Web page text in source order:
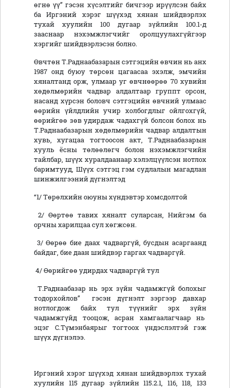
өгнө үү” гэсэн хүсэлтийг бичгээр ирүүлсэн байх
ба Иргэний хэрэг шүүхэд хянан шийдвэрлэх
тухай хуулийн 100 дугаар зүйлийн 100.1-д
зааснаар нэхэмжлэгчийг оролцуулахгүйгээр
хэргийг шийдвэрлэсэн болно.
Өвчтөн Т.Раднаабазарын сэтгэцийн өвчин нь анх
1987 онд буюу төрсөн цагаасаа эхэлж, эмчийн
хяналтанд орж, улмаар уг өвчнөөрөө 70 хувийн
хөдөлмөрийн чадвар алдалтаар группт орсон,
насанд хүрсэн боловч сэтгэцийн өвчний улмаас
өөрийн үйлдлийн учир холбогдлыг ойлгохгүй,
өөрийгөө зөв удирдаж чадахгүй болсон болох нь
Т.Раднаабазарын хөдөлмөрийн чадвар алдалтын
хувь, хугацаа тогтоосон акт, Т.Раднаабазарын
хууль ёсны төлөөлөгч болон нэхэмжлэгчийн
тайлбар, шүүх хуралдаанаар хэлэлцүүлсэн нотлох
баримтууд, Шүүх сэтгэц гэм судлалын магадлан
шинжилгээний дүгнэлтэд
“1/ Төрөлхийн оюуны хүндэвтэр хомсдолтой
2/ Өөртөө тавих хяналт суларсан, Нийгэм ба
орчны харилцаа сул хөгжсөн.
3/ Өөрөө бие даах чадваргүй, бусдын асаргаанд
байдаг, бие даан шийдвэр гаргах чадваргүй.
4/ Өөрийгөө удирдах чадваргүй тул
Т.Раднаабазар нь эрх зүйн чадамжгүй болохыг
тодорхойлов” гэсэн дүгнэлт зэргээр давхар
нотлогдож байх тул түүнийг эрх зүйн
чадамжгүйд тооцож, асран хамгаалагчаар нь
эцэг С.Түмэнбаярыг тогтоох үндэслэлтэй гэж
шүүх дүгнэлээ.
Иргэний хэрэг шүүхэд хянан шийдвэрлэх тухай
хуулийн 115 дугаар зүйлийн 115.2.1, 116, 118, 133